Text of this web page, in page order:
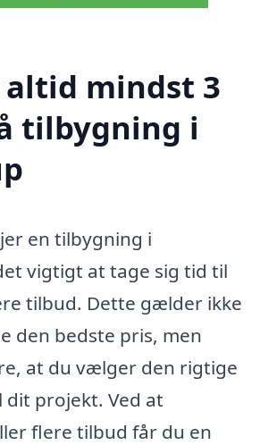
mindst 3
tilbygning i
en tilbygning i
vigtigt at tage sig tid til
tilbud. Dette gælder ikke
den bedste pris, men
at du vælger den rigtige
projekt. Ved at
flere tilbud får du en